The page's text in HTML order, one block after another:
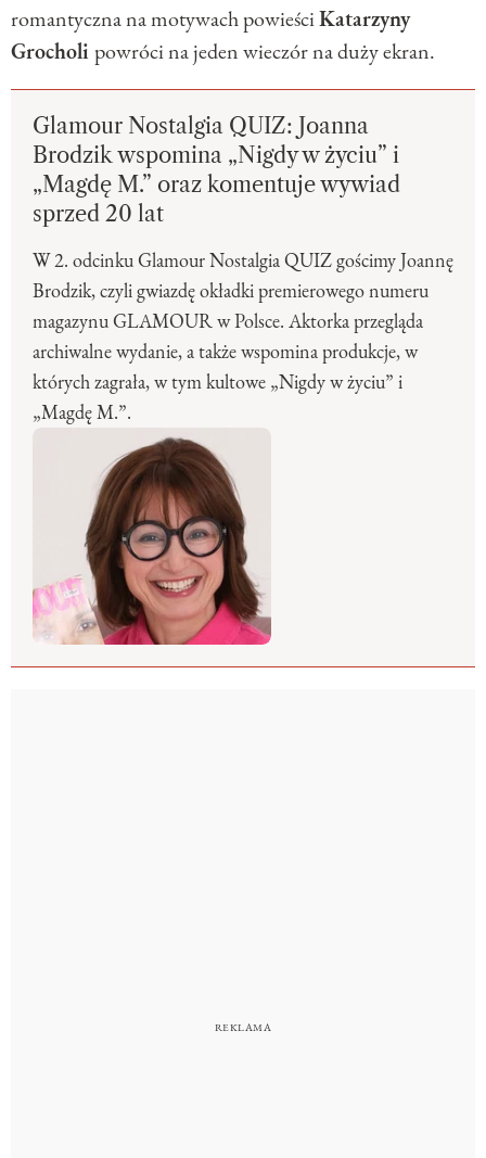
romantyczna na motywach powieściKatarzyny
Grocholi powróci na jeden wieczór na duży ekran.
Glamour Nostalgia QUIZ: Joanna
Brodzik wspomina „Nigdy w życiu” i
„Magdę M.” oraz komentuje wywiad
sprzed 20 lat
W 2. odcinku Glamour Nostalgia QUIZ gościmy Joannę
Brodzik, czyli gwiazdę okładki premierowego numeru
magazynu GLAMOUR w Polsce. Aktorka przegląda
archiwalne wydanie, a także wspomina produkcje, w
których zagrała, w tym kultowe „Nigdy w życiu” i
„Magdę M.”.